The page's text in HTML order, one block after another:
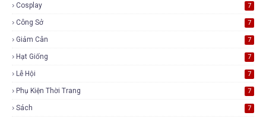
Cosplay 7
Công Sở 7
Giảm Cân 7
Hạt Giống 7
Lễ Hội 7
Phụ Kiện Thời Trang 7
Sách 7